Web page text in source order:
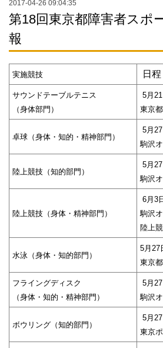
2017-04-26 09:04:35
第18回東京都障害者スポ
報
実施競技 日
サウンドテーブルテニス
（身体部門）
5月21
東京
卓球（身体・知的・精神部門）
5月27
駒沢
陸上競技（知的部門）
5月
駒沢
陸上競技（身体・精神部門）
6月3
駒沢
陸上
水泳（身体・知的部門）
5月27
東京
フライングディスク
（身体・知的・精神部門）
5月27
駒沢
ボウリング（知的部門）
5月27
東京